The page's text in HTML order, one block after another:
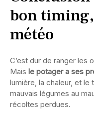
bon
météo
C’est dur de ranger les
Mais le potager a ses
lumière, la chaleur, et
mauvais légumes au
récoltes perdues.